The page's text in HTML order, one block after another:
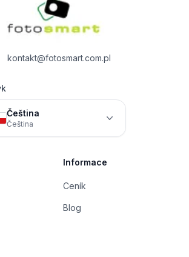
kontakt@fotosmart.com.pl
Čeština
Čeština
Informace
Ceník
Blog